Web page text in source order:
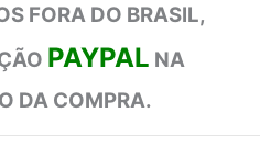
FORA DO BRASIL,
PAYPAL NA
DA COMPRA.